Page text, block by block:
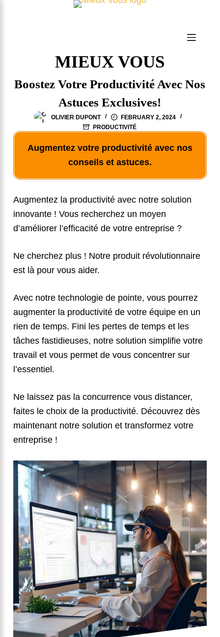
o
MIEUX VOUS
Boostez Votre Productivité Avec Nos
Astuces Exclusives!
OLIVIER DUPONT
FEBRUARY 2, 2024
PRODUCTIVITÉ
Augmentez votre productivité avec nos
conseils et astuces.
Augmentez la productivité avec notre solution
innovante ! Vous recherchez un moyen
d’améliorer l’efficacité de votre entreprise ?
Ne cherchez plus ! Notre produit révolutionnaire
est là pour vous aider.
Avec notre technologie de pointe, vous pourrez
augmenter la productivité de votre équipe en un
rien de temps. Fini les pertes de temps et les
tâches fastidieuses, notre solution simplifie votre
travail et vous permet de vous concentrer sur
l’essentiel.
Ne laissez pas la concurrence vous distancer,
faites le choix de la productivité. Découvrez dès
maintenant notre solution et transformez votre
entreprise !